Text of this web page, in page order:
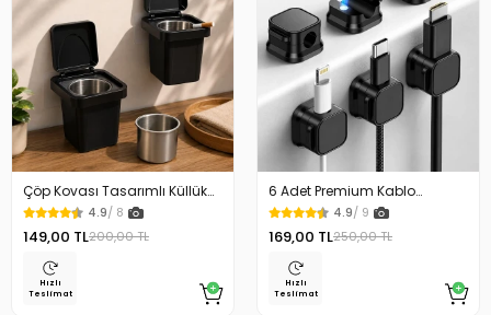
Çöp Kovası Tasarımlı Küllük
Duvar Masaüstü ve Araç İçin
Uygun Kullanım
4.9/ 8
149,00 TL200,00 TL
Hızlı
Teslimat
6 Adet Premium Kablo
Düzenleyici Kablo Tutucu
Mıknatıslı Kapak Özellikli
4.9/ 9
169,00 TL250,00 TL
Hızlı
Teslimat